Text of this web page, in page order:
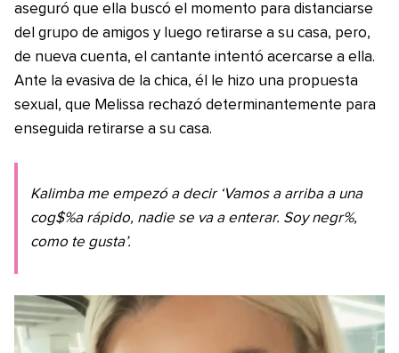
aseguró que ella buscó el momento para distanciarse
del grupo de amigos y luego retirarse a su casa, pero,
de nueva cuenta, el cantante intentó acercarse a ella.
Ante la evasiva de la chica, él le hizo una propuesta
sexual, que Melissa rechazó determinantemente para
enseguida retirarse a su casa.
Kalimba me empezó a decir ‘Vamos a arriba a una
cog$%a rápido, nadie se va a enterar. Soy negr%,
como te gusta’.